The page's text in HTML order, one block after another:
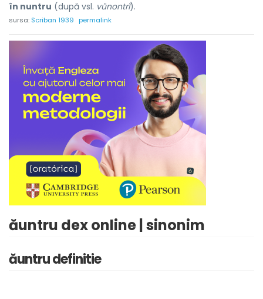
în nuntru (după vsl. vŭnontrĭ).
sursa: Scriban 1939 permalink
ăuntru dex online | sinonim
ăuntru definitie